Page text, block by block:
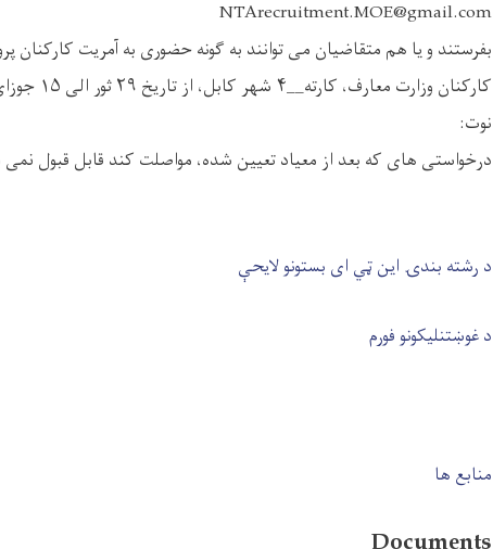
NTArecruitment.MOE@gmail.com
بفرستند و یا هم متقاضیان می توانند به گونه حضوری به آمریت کارکنان
کارکنان وزارت معارف، کارته__۴ شهر کابل، از تاریخ ۲۹ ثور الی ۱۵ جوزای ۱۴۰۵ هجری خورشیدی مراجعه کنند.
نوت:
درخواستی های که بعد از معیاد تعیین شده، مواصلت کند قابل قبول
د رشته بندۍ این ټي ای بستونو لایحې
د غوښتنلیکونو فورم
منابع ها